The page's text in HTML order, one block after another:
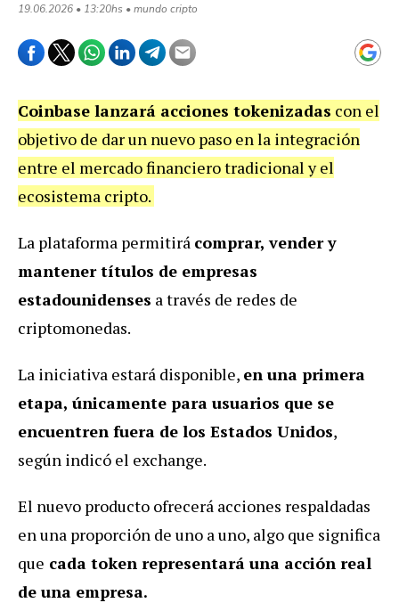
19.06.2026 • 13:20hs • mundo cripto
Coinbase lanzará acciones tokenizadas con el
objetivo de dar un nuevo paso en la integración
entre el mercado financiero tradicional y el
ecosistema cripto.
La plataforma permitirá comprar, vender y
mantener títulos de empresas
estadounidenses a través de redes de
criptomonedas.
La iniciativa estará disponible, en una primera
etapa, únicamente para usuarios que se
encuentren fuera de los Estados Unidos,
según indicó el exchange.
El nuevo producto ofrecerá acciones respaldadas
en una proporción de uno a uno, algo que significa
que cada token representará una acción real
de una empresa.